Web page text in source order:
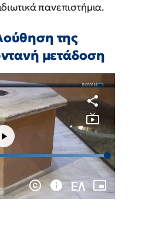
πανεπιστήμια.
της
μετάδοση